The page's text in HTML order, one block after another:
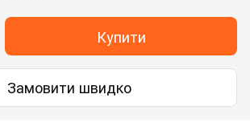
Купити
Замовити швидко